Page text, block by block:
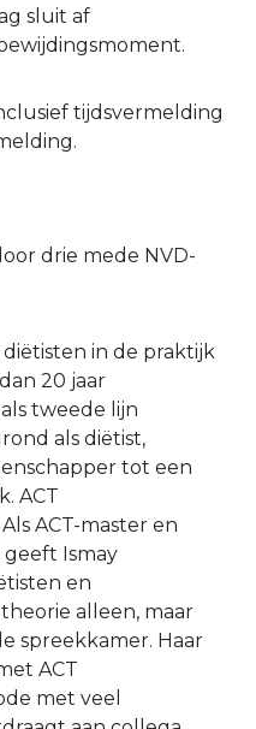
sluit af
tijdsvermelding
drie mede NVD-
in de praktijk
20 jaar
tweede lijn
als diëtist,
tot een
ACT
ACT-master en
geeft Ismay
en
alleen, maar
spreekkamer. Haar
ACT
met veel